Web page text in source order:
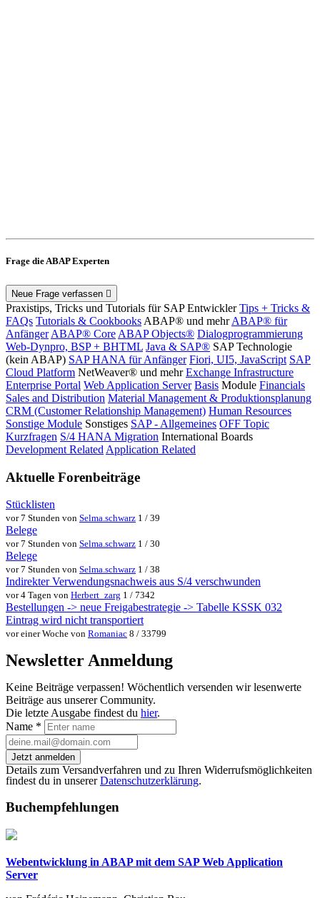
Frage die ABAP Experten
Neue Frage verfassen
Praxistips, Tricks und Tutorials für SAP Entwickler Tips + Tricks &
FAQs Tutorials & Cookbooks ABAP® und mehr ABAP® für
Anfänger ABAP® Core ABAP Objects® Dialogprogrammierung
Web-Dynpro, BSP + BHTML Java & SAP® SAP Technologie
(kein ABAP) SAP HANA für Anfänger Fiori, UI5, JavaScript SAP
Cloud Platform NetWeaver® und mehr Exchange Infrastructure
Enterprise Portal Web Application Server Basis Module Financials
Sales and Distribution Material Management & Produktionsplanung
CRM (Customer Relationship Management) Human Resources
Sonstige Module Sonstiges SAP - Allgemeines OFF Topic
Kurzfragen S/4 HANA Migration International Boards
Development Related Application Related
Aktuelle Forenbeiträge
Stücklisten
vor 7 Stunden von Selma.schwarz 1 / 39
Belege
vor 7 Stunden von Selma.schwarz 1 / 30
Belege
vor 7 Stunden von Selma.schwarz 1 / 38
Indirekter Verwendungsnachweis aus S/4 verschwunden
vor 4 Tagen von Herbert_zarg 1 / 7342
Bestellungen -> neue Freigabestrategie -> Tabelle KSSK 032
Eintrag wird nicht transportiert
vor einer Woche von Romaniac 8 / 33799
Newsletter Anmeldung
Keine Beiträge verpassen! Wöchentlich versenden wir lesenwerte
Beiträge aus unserer Community.
Die letzte Ausgabe findest du hier.
Name *
Jetzt anmelden
Details zum Versandverfahren und zu Ihren Widerrufsmöglichkeiten
findest du in unsererDatenschutzerklärung.
Buchempfehlungen
Webentwicklung in ABAP mit dem SAP Web Application
Server